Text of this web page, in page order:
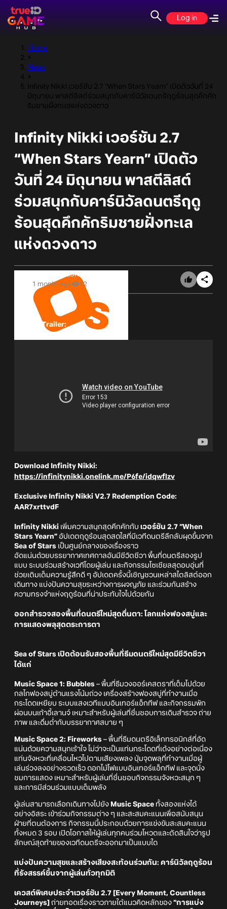
Log in
Home
>
News
>
Infinity Nikki เวอร์ชัน 2.7 “When Stars Yearn” เปิดตัววันที่ 24
มิถุนายน พาสตีลิสต์ร่วมสนุกกับคาร์นิวัลดนตรีฤดูร้อนสุดคึกคัก
ริมชายฝั่งทะเลแห่งดวงดาว
Infinity Nikki เวอร์ชัน 2.7
“When Stars Yearn” เปิดตัว
วันที่ 24 มิถุนายน พาสตีลิสต์
ร่วมสนุกกับคาร์นิวัลดนตรีฤดู
ร้อนสุดคึกคักริมชายฝั่งทะเล
แห่งดวงดาว
Online Station
1 month ago
12
Official Trailer:
Download Infinity Nikki:
https://infinitynikki.onelink.me/P6fe/idqwflzv
Exclusive Infinity Nikki V2.7 Redemption Code:
AAR7xrttvdF
Infinity Nikki เพิ่มความสนุกสุดคึกคักกับ เวอร์ชัน 2.7 “When
Stars Yearn” อัปเดตฤดูร้อนสุดสดใสที่มีเวทีดนตรีลึกลับผุดขึ้นจาก
Sea of Stars เป็นศูนย์กลางของเรื่องราว
อัดแน่นด้วยบรรยากาศเทศกาลอันมีชีวิตชีวา พื้นที่ดนตรีสองรูป
แบบ ระบบร่วมสร้างเวทีโดยผู้เล่น และกิจกรรมโซเชียลสุดอบอุ่นที่
ช่วยเติมเต็มความรู้สึกดี ๆ อัปเดตครั้งนี้เชิญชวนเหล่าสไตลิสต์ออก
เดินทาง แบ่งปันความสุขระหว่างการผจญภัย และร่วมกันสร้าง
ความทรงจำแห่งฤดูร้อนที่น่าประทับใจไปด้วยกัน
ออกสำรวจสองพื้นที่ดนตรีใหม่สุดตื่นตา: โลกแห่งฟองสบู่และ
การแสดงพลุสุดตระการตา
Sea of Stars เปิดต้อนรับสองพื้นที่ธีมดนตรีใหม่สุดมีชีวิตชีวา
ได้แก่
Music Space 1: Bubbles – พื้นที่ธีมวงออร์เคสตราที่เต็มไปด้วย
กลไกฟองสบู่ต้านแรงโน้มถ่วง เครื่องสร้างฟองสบู่ที่ทำงานเมื่อ
กระโดดเหยียบ ระบบแสงเวทีแบบอินเทอร์แอ็กทีฟ และกิจกรรมพัก
ผ่อนบนเก้าอี้เลานจ์ เหมาะสำหรับผู้เล่นที่ชื่นชอบการเดินสำรวจ ถ่าย
ภาพ และดื่มด่ำกับบรรยากาศสบาย ๆ
Music Space 2: Fireworks – พื้นที่ธีมดนตรีอิเล็กทรอนิกส์ที่อัด
แน่นด้วยความสนุกเร้าใจ ไม่ว่าจะเป็นแท่นกระโดดที่เด้งอย่างต่อเนื่อง
แท่นจังหวะที่เคลื่อนไหวไปตามเสียงเพลง ปุ่มจุดพลุที่ทำงานเมื่อผู้
เล่นร่วงลงอย่างรวดเร็ว ดอกไม้ไฟแบบอินเทอร์แอ็กทีฟ และจุดนั่ง
ชมการแสดง เหมาะสำหรับผู้เล่นที่ชื่นชอบกิจกรรมจังหวะสนุก ๆ
และการมีส่วนร่วมแบบเต็มพลัง
ผู้เล่นสามารถเลือกเดินทางไปยัง Music Space ทั้งสองแห่งได้
อย่างอิสระ เข้าร่วมกิจกรรมต่าง ๆ และสะสมคะแนนเพื่อสนับสนุน
ฝ่ายที่ตนต้องการ กิจกรรมนี้ประกอบด้วยการแข่งขันสะสมคะแนน
ทั้งหมด 3 รอบ เปิดโอกาสให้ผู้เล่นทุกคนร่วมโหวตและตัดสินใจว่ารูป
ลักษณ์สุดท้ายของเวทีดนตรีจะออกมาเป็นแบบใด
แบ่งปันความสุขและสร้างเสียงสะท้อนร่วมกัน: คาร์นิวัลฤดูร้อน
ที่รังสรรค์ขึ้นจากผู้เล่นทั่วทุกมิติ
เควสต์พิเศษประจำเวอร์ชัน 2.7 [Every Moment, Countless
Journeys] ถ่ายทอดเรื่องราวภายใต้แนวคิดหลักของ “การแบ่ง